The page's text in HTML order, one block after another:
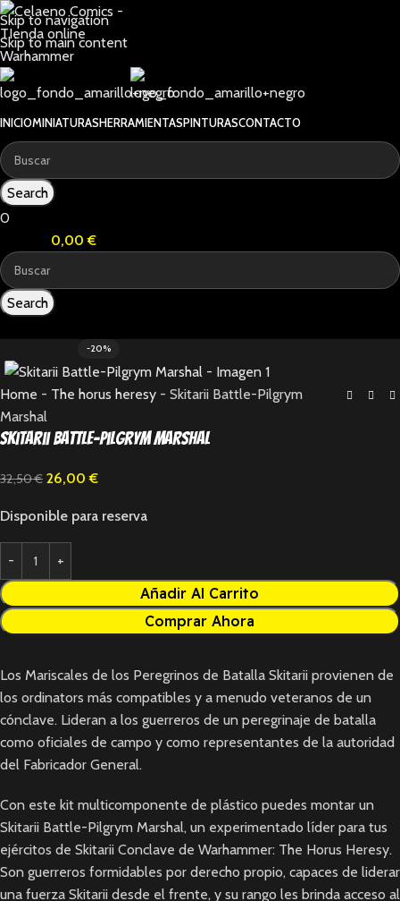
Skip to navigation
Skip to main content
INICIOMINIATURASHERRAMIENTASPINTURASCONTACTO
Search
0
0,00€
Search
-20%
Home - The horus heresy - Skitarii Battle-Pilgrym
Marshal
Skitarii Battle-Pilgrym Marshal
32,50€ 26,00€
Disponible para reserva
Añadir Al Carrito
Comprar Ahora
Los Mariscales de los Peregrinos de Batalla Skitarii provienen de
los ordinators más compatibles y a menudo veteranos de un
cónclave. Lideran a los guerreros de un peregrinaje de batalla
como oficiales de campo y como representantes de la autoridad
del Fabricador General.
Con este kit multicomponente de plástico puedes montar un
Skitarii Battle-Pilgrym Marshal, un experimentado líder para tus
ejércitos de Skitarii Conclave de Warhammer: The Horus Heresy.
Son guerreros formidables por derecho propio, capaces de liderar
una fuerza Skitarii desde el frente, y su rango les brinda acceso al